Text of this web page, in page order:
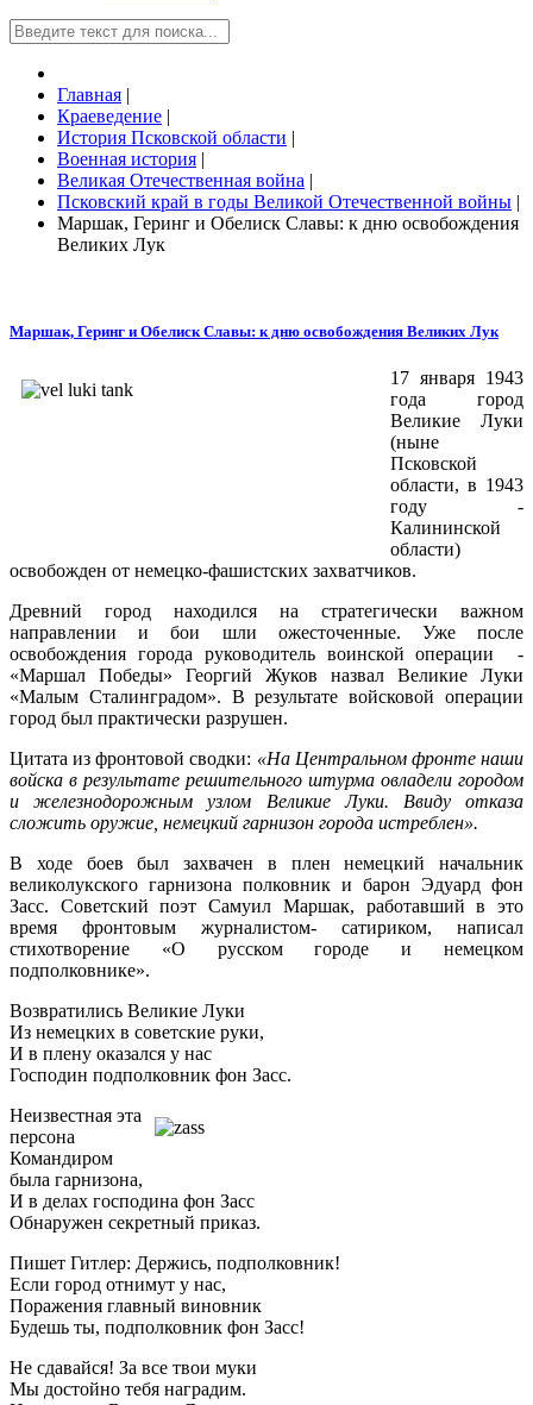
Главная |
Краеведение |
История Псковской области |
Военная история |
Великая Отечественная война |
Псковский край в годы Великой Отечественной войны |
Маршак, Геринг и Обелиск Славы: к дню освобождения
Великих Лук
Маршак, Геринг и Обелиск Славы: к дню освобождения Великих Лук
17 января 1943
года город
Великие Луки
(ныне
Псковской
области, в 1943
году -
Калининской
области)
освобожден от немецко-фашистских захватчиков.
Древний город находился на стратегически важном
направлении и бои шли ожесточенные. Уже после
освобождения города руководитель воинской операции -
«Маршал Победы» Георгий Жуков назвал Великие Луки
«Малым Сталинградом». В результате войсковой операции
город был практически разрушен.
Цитата из фронтовой сводки: «На Центральном фронте наши
войска в результате решительного штурма овладели городом
и железнодорожным узлом Великие Луки. Ввиду отказа
сложить оружие, немецкий гарнизон города истреблен».
В ходе боев был захвачен в плен немецкий начальник
великолукского гарнизона полковник и барон Эдуард фон
Засс. Советский поэт Самуил Маршак, работавший в это
время фронтовым журналистом- сатириком, написал
стихотворение «О русском городе и немецком
подполковнике».
Возвратились Великие Луки
Из немецких в советские руки,
И в плену оказался у нас
Господин подполковник фон Засс.
Неизвестная эта
персона
Командиром
была гарнизона,
И в делах господина фон Засс
Обнаружен секретный приказ.
Пишет Гитлер: Держись, подполковник!
Если город отнимут у нас,
Поражения главный виновник
Будешь ты, подполковник фон Засс!
Не сдавайся! За все твои муки
Мы достойно тебя наградим.